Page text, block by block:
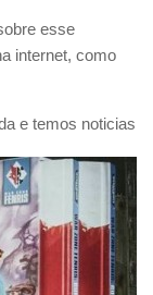
esse
internet, como
e temos noticias